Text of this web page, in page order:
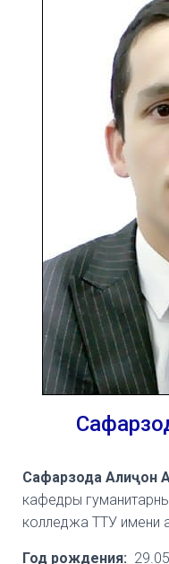
Сафарзода Алиҷон
кафедры
колледжа ТТУ имени
Год рождения: